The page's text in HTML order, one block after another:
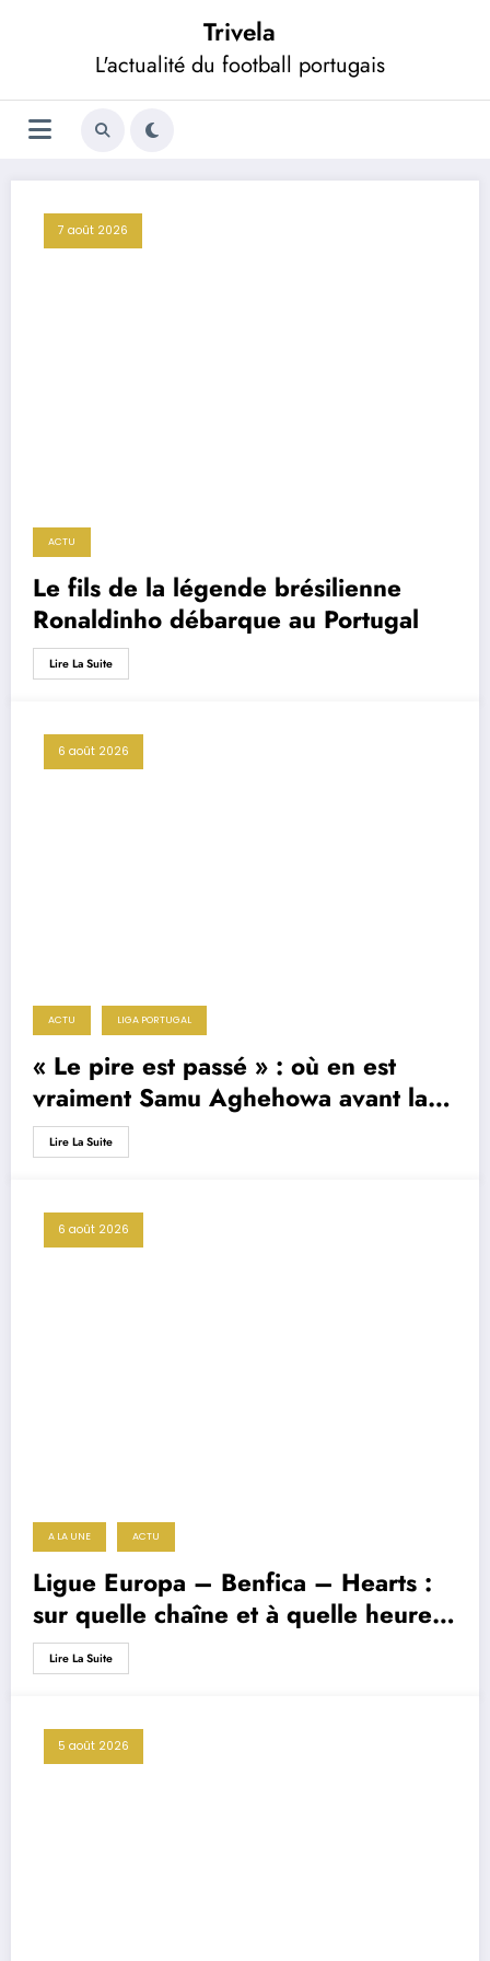
Trivela
L'actualité du football portugais
7 août 2026
ACTU
Le fils de la légende brésilienne
Ronaldinho débarque au Portugal
Lire La Suite
6 août 2026
ACTU LIGA PORTUGAL
« Le pire est passé » : où en est
vraiment Samu Aghehowa avant la
reprise du FC Porto ?
Lire La Suite
6 août 2026
A LA UNE ACTU
Ligue Europa – Benfica – Hearts :
sur quelle chaîne et à quelle heure
voir le match ?
Lire La Suite
5 août 2026